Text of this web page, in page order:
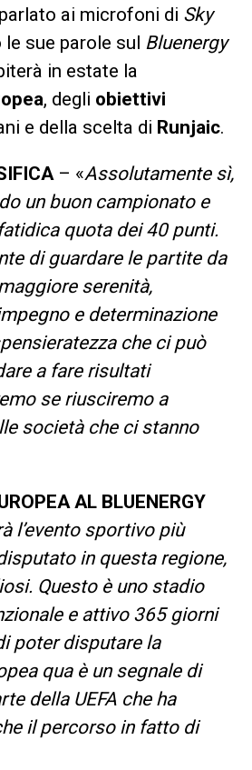
ai microfoni di Sky
le sue parole sul Bluenergy
in estate la
, degli obiettivi
e della scelta di Runjaic.
– «Assolutamente sì,
un buon campionato e
quota dei 40 punti.
di guardare le partite da
serenità,
e determinazione
che ci può
a fare risultati
se riusciremo a
società che ci stanno
AL BLUENERGY
l’evento sportivo più
in questa regione,
Questo è uno stadio
e attivo 365 giorni
poter disputare la
qua è un segnale di
della UEFA che ha
il percorso in fatto di